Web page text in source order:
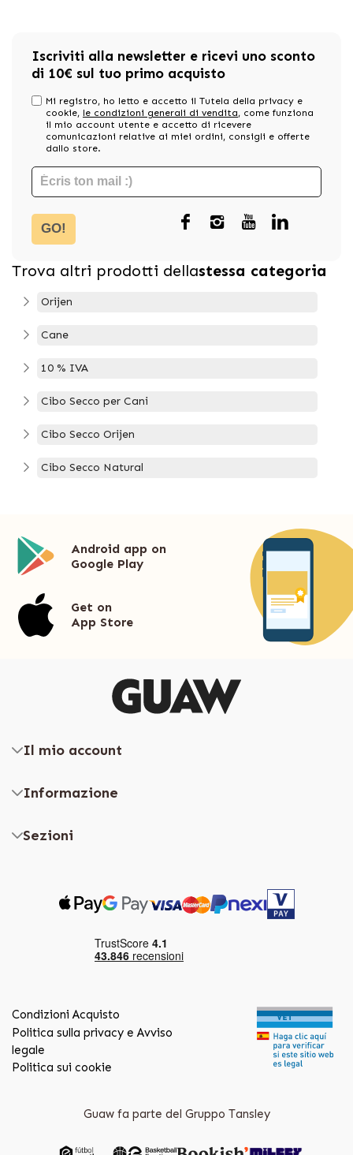
Iscriviti alla newsletter e ricevi uno sconto
di 10€ sul tuo primo acquisto
Mi registro, ho letto e accetto il Tutela della privacy e
cookie, le condizioni generali di vendita, come funziona
il mio account utente e accetto di ricevere
comunicazioni relative ai miei ordini, consigli e offerte
dallo store.
GO!
Trova altri prodotti dellastessa categoria
Orijen
Cane
10 % IVA
Cibo Secco per Cani
Cibo Secco Orijen
Cibo Secco Natural
Android app on
Google Play
Get on
App Store
Il mio account
Informazione
Sezioni
Condizioni Acquisto
Politica sulla privacy e Avviso
legale
Politica sui cookie
Guaw fa parte del Gruppo Tansley